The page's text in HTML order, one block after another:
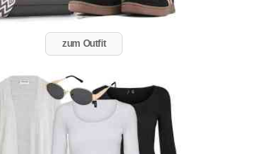
zum Outfit